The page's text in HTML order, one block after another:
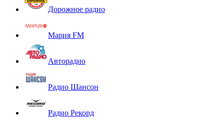
Дорожное радио
Мария FM
Авторадио
Радио Шансон
Радио Рекорд